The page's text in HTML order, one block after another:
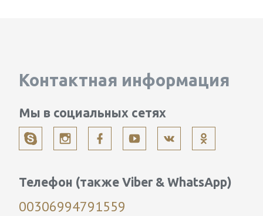
Контактная информация
Мы в социальных сетях
Телефон (также Viber & WhatsApp)
00306994791559